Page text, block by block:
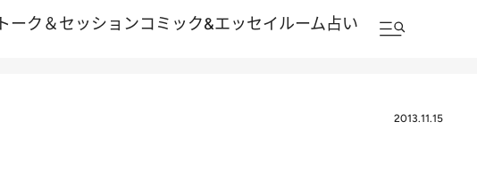
トーク＆セッションコミック&エッセイルーム占い
2013.11.15